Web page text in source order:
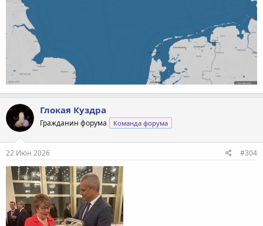
Глокая Куздра
Гражданин форума Команда форума
22 Июн 2026 #304